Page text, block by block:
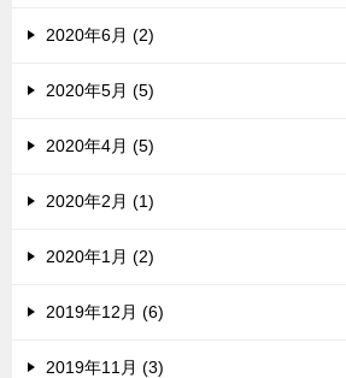
2020年6月 (2)
2020年5月 (5)
2020年4月 (5)
2020年2月 (1)
2020年1月 (2)
2019年12月 (6)
2019年11月 (3)